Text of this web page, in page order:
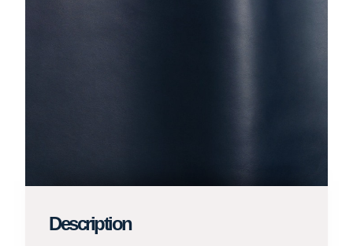
Description